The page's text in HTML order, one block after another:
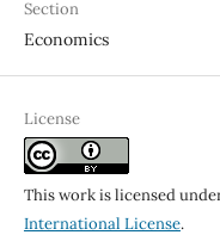
Section
Economics
License
This work is licensed
International License.